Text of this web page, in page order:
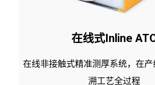
在线式Inline
在线非接触式精准测厚系统，在
溯工艺全过程